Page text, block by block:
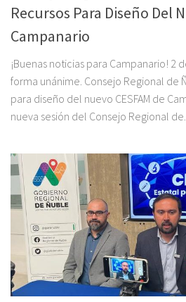
Recursos Para Diseño Del
Campanario
¡Buenas noticias para Campanario! 2
forma unánime. Consejo Regional de
para diseño del nuevo CESFAM de
nueva sesión del Consejo Regional de...